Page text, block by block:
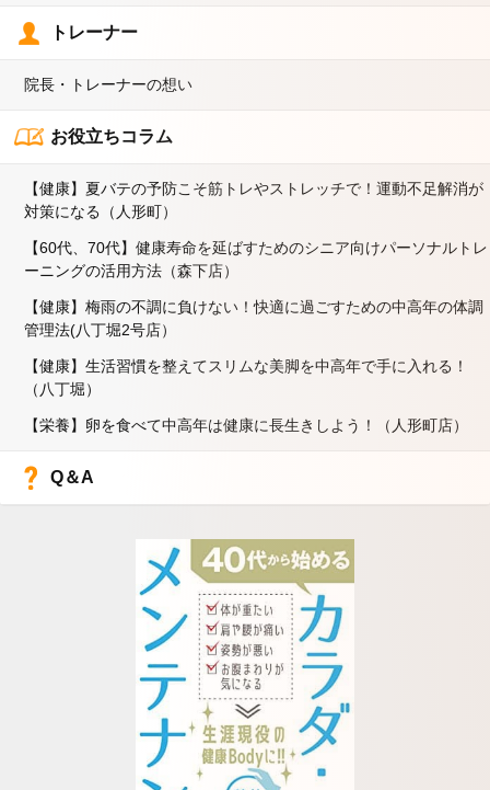
トレーナー
院長・トレーナーの想い
お役立ちコラム
【健康】夏バテの予防こそ筋トレやストレッチで！運動不足解消が
対策になる（人形町）
【60代、70代】健康寿命を延ばすためのシニア向けパーソナルトレ
ーニングの活用方法（森下店）
【健康】梅雨の不調に負けない！快適に過ごすための中高年の体調
管理法(八丁堀2号店）
【健康】生活習慣を整えてスリムな美脚を中高年で手に入れる！
（八丁堀）
【栄養】卵を食べて中高年は健康に長生きしよう！（人形町店）
Q＆A